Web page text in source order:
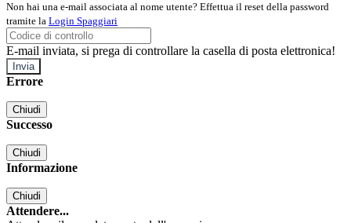
Non hai una e-mail associata al nome utente? Effettua il reset della password
tramite la Login Spaggiari
E-mail inviata, si prega di controllare la casella di posta elettronica!
Errore
Chiudi
Successo
Chiudi
Informazione
Chiudi
Attendere...